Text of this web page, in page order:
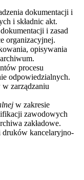
dokumentacji i
i składnic akt.
i zasad
organizacyjnej.
opisywania
procesu
odpowiedzialnych.
zarządzaniu
w zakresie
zawodowych
zakładowe.
druków kancelaryjno-